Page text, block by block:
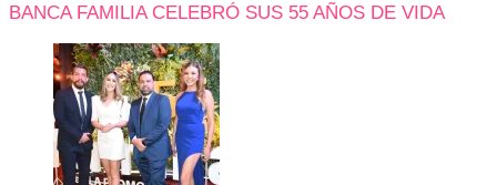
BANCA FAMILIA CELEBRÓ SUS 55 AÑOS DE VIDA